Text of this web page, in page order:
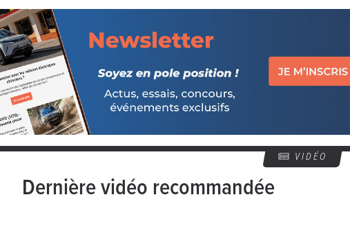
VIDÉO
Dernière vidéo recommandée